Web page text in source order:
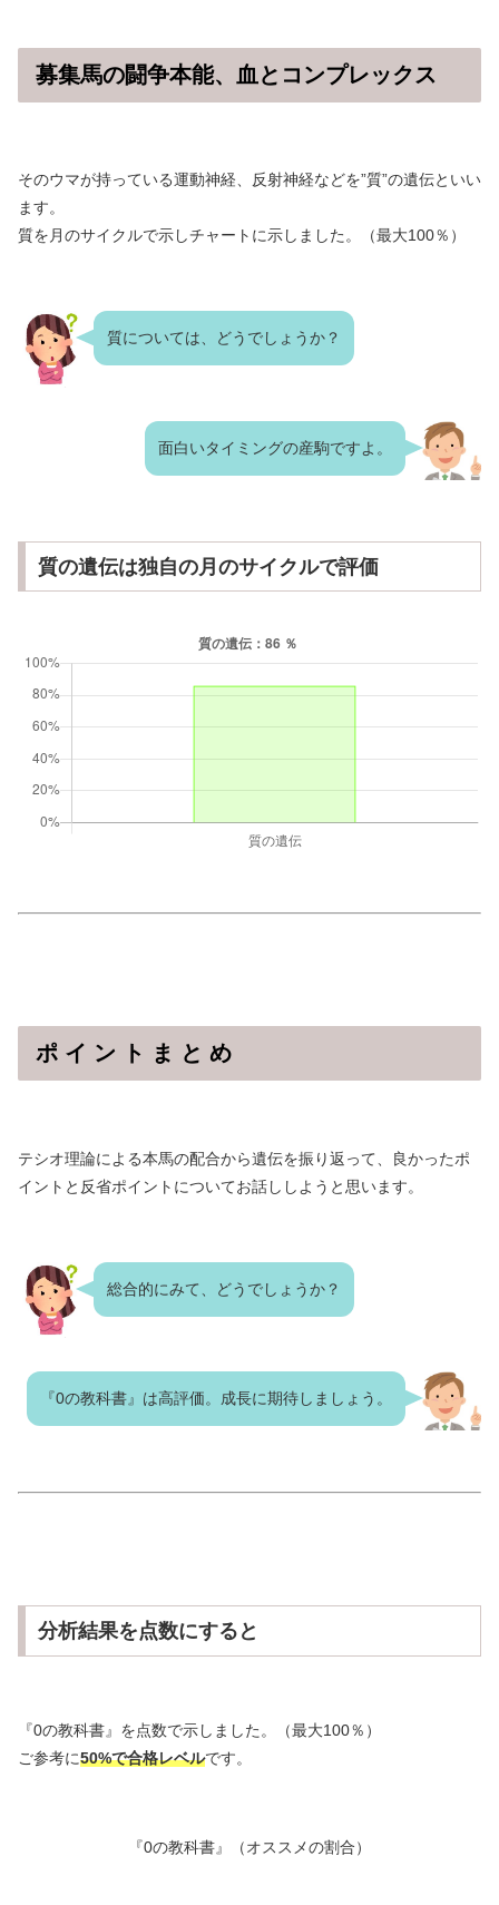
募集馬の闘争本能、血とコンプレックス
そのウマが持っている運動神経、反射神経などを”質”の遺伝といい
ます。
質を月のサイクルで示しチャートに示しました。（最大100％）
質については、どうでしょうか？
面白いタイミングの産駒ですよ。
質の遺伝は独自の月のサイクルで評価
ポ イ ン ト ま と め
テシオ理論による本馬の配合から遺伝を振り返って、良かったポ
イントと反省ポイントについてお話ししようと思います。
総合的にみて、どうでしょうか？
『0の教科書』は高評価。成長に期待しましょう。
分析結果を点数にすると
『0の教科書』を点数で示しました。（最大100％）
ご参考に50%で合格レベルです。
『0の教科書』（オススメの割合）